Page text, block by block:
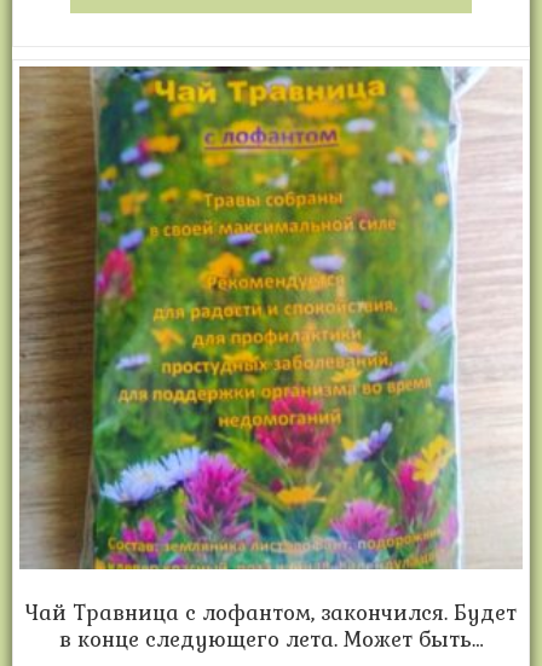
Чай Травница с лофантом, закончился. Будет
в конце следующего лета. Может быть…